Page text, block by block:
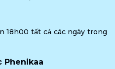
18h00 tất cả các ngày trong
Phenikaa